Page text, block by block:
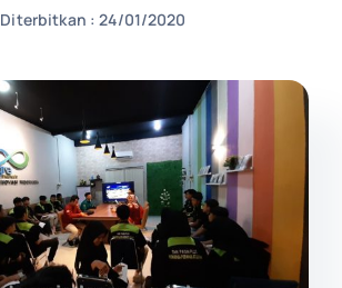
CONTACT US
Diterbitkan : 24/01/2020